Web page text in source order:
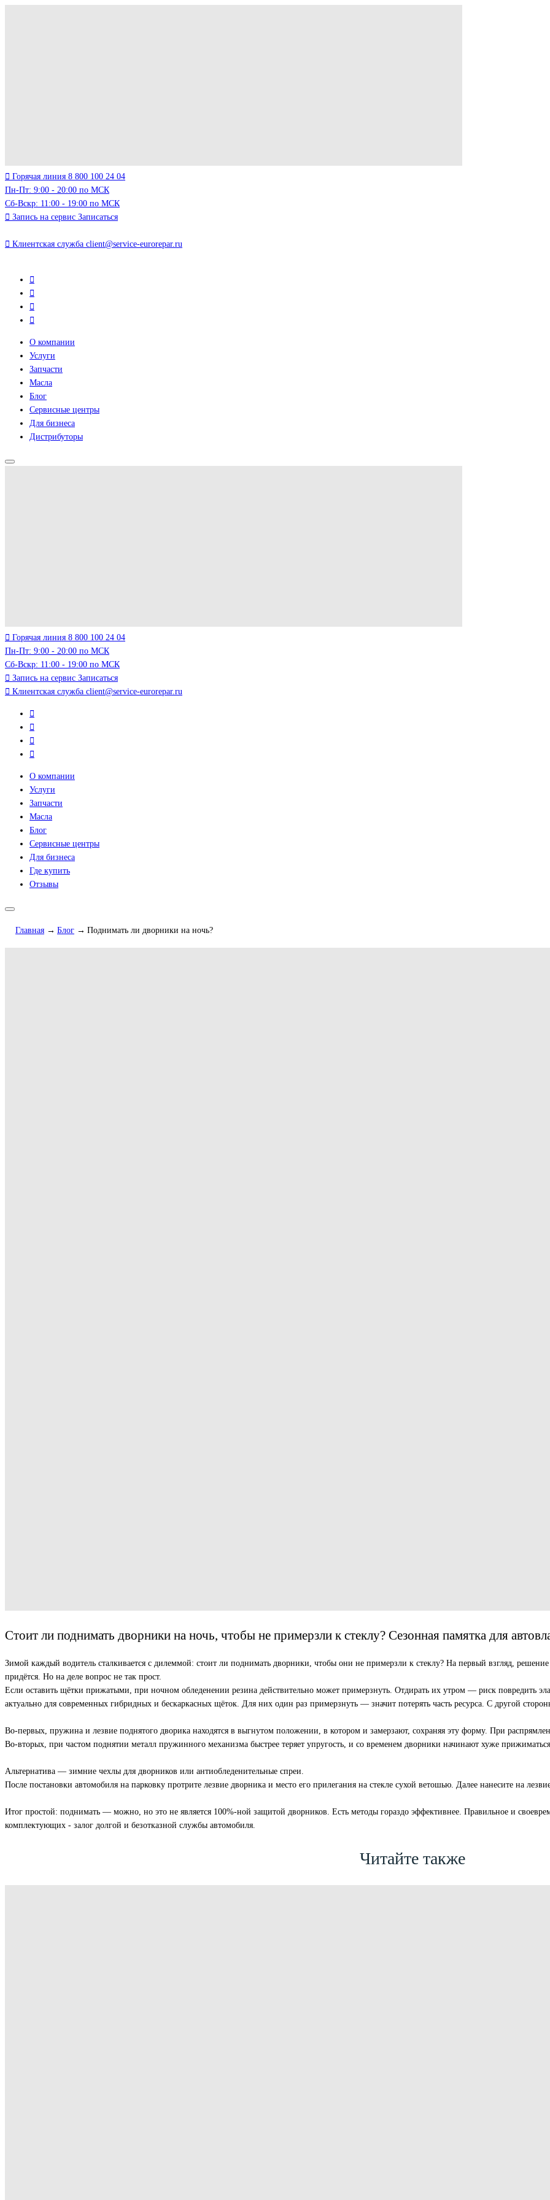
Горячая линия 8 800 100 24 04
Пн-Пт: 9:00 - 20:00 по МСК
Сб-Вскр: 11:00 - 19:00 по МСК
Запись на сервис Записаться
Клиентская служба client@service-eurorepar.ru
О компании
Услуги
Запчасти
Масла
Блог
Сервисные центры
Для бизнеса
Дистрибуторы
Горячая линия 8 800 100 24 04
Пн-Пт: 9:00 - 20:00 по МСК
Сб-Вскр: 11:00 - 19:00 по МСК
Запись на сервис Записаться
Клиентская служба client@service-eurorepar.ru
О компании
Услуги
Запчасти
Масла
Блог
Сервисные центры
Для бизнеса
Где купить
Отзывы
Главная Блог Поднимать ли дворники на ночь?
Стоит ли поднимать дворники на ночь, чтобы не примерзли к стеклу? Сезонная памятка для
Зимой каждый водитель сталкивается с дилеммой: стоит ли поднимать дворники, чтобы они не примерзли к стеклу? На первый взгляд,
придётся. Но на деле вопрос не так прост.
Если оставить щётки прижатыми, при ночном обледенении резина действительно может примерзнуть. Отдирать их утром — риск повредить
актуально для современных гибридных и бескаркасных щёток. Для них один раз примерзнуть — значит потерять часть ресурса. С другой
Во-первых, пружина и лезвие поднятого дворика находятся в выгнутом положении, в котором и замерзают, сохраняя эту форму. При
Во-вторых, при частом поднятии металл пружинного механизма быстрее теряет упругость, и со временем дворники начинают хуже прижиматься
Альтернатива — зимние чехлы для дворников или антиобледенительные спреи.
После постановки автомобиля на парковку протрите лезвие дворника и место его прилегания на стекле сухой ветошью. Далее нанесите на
Итог простой: поднимать — можно, но это не является 100%-ной защитой дворников. Есть методы гораздо эффективнее. Правильное и
комплектующих - залог долгой и безотказной службы автомобиля.
Читайте также